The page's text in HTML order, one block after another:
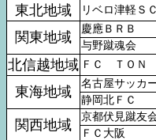
東北地域 リベロ津軽ＳＣ
関東地域
慶應ＢＲＢ
与野蹴魂会
北信越地域 ＦＣ ＴＯＮ
東海地域
名古屋サッカ
静岡北ＦＣ
関西地域
京都伏見蹴友
ＦＣ大阪